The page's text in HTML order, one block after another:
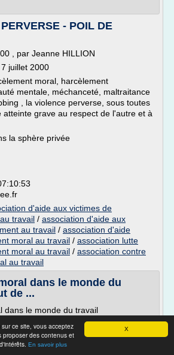
X
ce site, vous acceptez
proposer des contenus et
En savoir plus
- POIL DE
, par Jeanne HILLION
juillet 2000
moral, harcèlement
mentale, méchanceté, maltraitance
, la violence perverse, sous toutes
atteinte grave au respect de l'autre et à
la sphère privée
d'aide aux victimes de
travail / association d'aide aux
au travail / association d'aide
moral au travail / association lutte
moral au travail / association contre
au travail
dans le monde du
de ...
dans le monde du travail
la parution du livre de Marie-
harcèlement moral au travail est